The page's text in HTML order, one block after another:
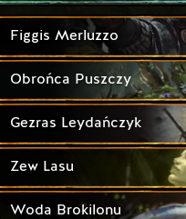
Figgis Merluzzo
Obrońca Puszczy
Gezras Leydańczyk
Zew Lasu
Woda Brokilonu